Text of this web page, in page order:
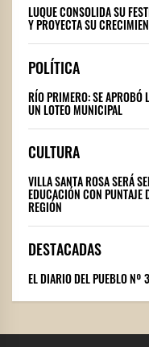
LUQUE CONSOLIDA SU
Y PROYECTA SU
POLÍTICA
RÍO PRIMERO: SE APROBÓ
UN LOTEO MUNICIPAL
CULTURA
VILLA SANTA ROSA SERÁ
EDUCACIÓN CON PUNTAJE
REGIÓN
DESTACADAS
EL DIARIO DEL PUEBLO